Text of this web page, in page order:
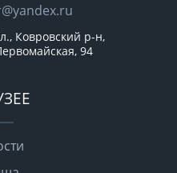
Ковровский р-н,
94